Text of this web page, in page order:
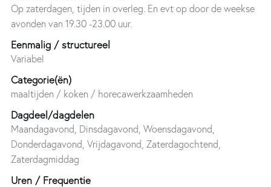
Op zaterdagen, tijden in overleg. En evt op door de weekse
avonden van 19.30 -23.00 uur.
Eenmalig / structureel
Variabel
Categorie(ën)
maaltijden / koken / horecawerkzaamheden
Dagdeel/dagdelen
Maandagavond, Dinsdagavond, Woensdagavond,
Donderdagavond, Vrijdagavond, Zaterdagochtend,
Zaterdagmiddag
Uren / Frequentie